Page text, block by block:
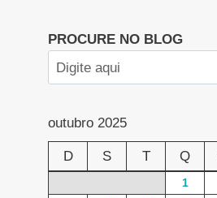
PROCURE NO BLOG
outubro 2025
D S T Q
1